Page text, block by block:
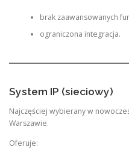
brak zaawansowanych
ograniczona integracja.
System IP (sieciowy)
Najczęściej wybierany w
Warszawie.
Oferuje: